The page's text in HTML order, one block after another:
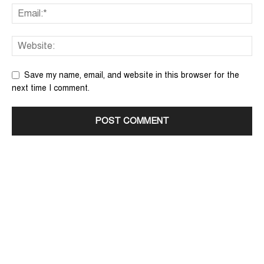
Save my name, email, and website in this browser for the
next time I comment.